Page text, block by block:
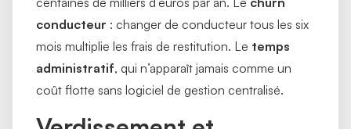
conducteur : changer de conducteur tous les six
mois multiplie les frais de restitution. Le temps
administratif, qui n’apparaît jamais comme un
coût flotte sans logiciel de gestion centralisé.